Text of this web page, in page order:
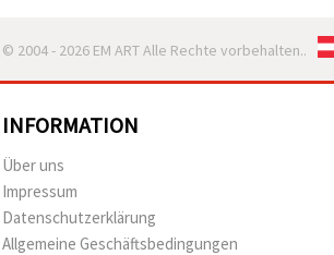
© 2004 - 2026 EM ART Alle Rechte vorbehalten..
INFORMATION
Über uns
Impressum
Datenschutzerklärung
Allgemeine Geschäftsbedingungen